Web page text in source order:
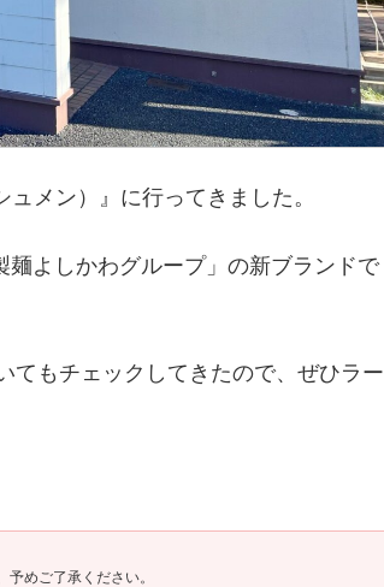
メン）』に行ってきました。
よしかわグループ」の新ブランドで
てもチェックしてきたので、ぜひラー
めご了承ください。